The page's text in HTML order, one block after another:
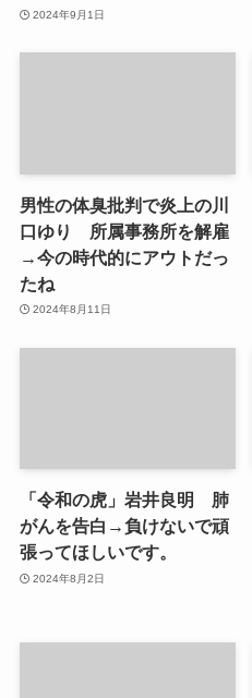
2024年9月1日
男性の体臭批判で炎上の川
口ゆり 所属事務所を解雇
→今の時代的にアウトだっ
たね
2024年8月11日
「令和の虎」岩井良明 肺
がんを告白→負けないで頑
張ってほしいです。
2024年8月2日